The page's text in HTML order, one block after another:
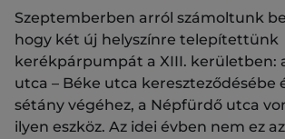
Szeptemberben arról számoltunk
hogy két új helyszínre telepítettünk
kerékpárpumpát a XIII. kerületben:
utca – Béke utca kereszteződésébe
sétány végéhez, a Népfürdő utca
ilyen eszköz. Az idei évben nem ez